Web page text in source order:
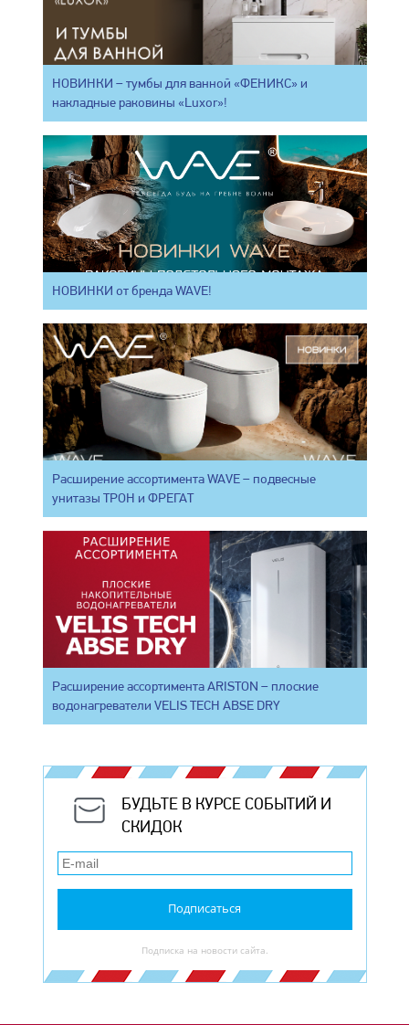
НОВИНКИ – тумбы для ванной «ФЕНИКС» и
накладные раковины «Luxor»!
НОВИНКИ от бренда WAVE!
Расширение ассортимента WAVE – подвесные
унитазы ТРОН и ФРЕГАТ
Расширение ассортимента ARISTON – плоские
водонагреватели VELIS TECH ABSE DRY
БУДЬТЕ В КУРСЕ СОБЫТИЙ И
СКИДОК
Подписаться
Подписка на новости сайта.